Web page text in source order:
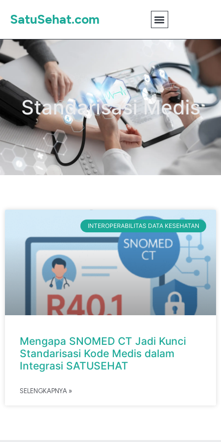
SatuSehat.com
Standarisasi Medis
INTEROPERABILITAS DATA KESEHATAN
Mengapa SNOMED CT Jadi Kunci
Standarisasi Kode Medis dalam
Integrasi SATUSEHAT
SELENGKAPNYA »